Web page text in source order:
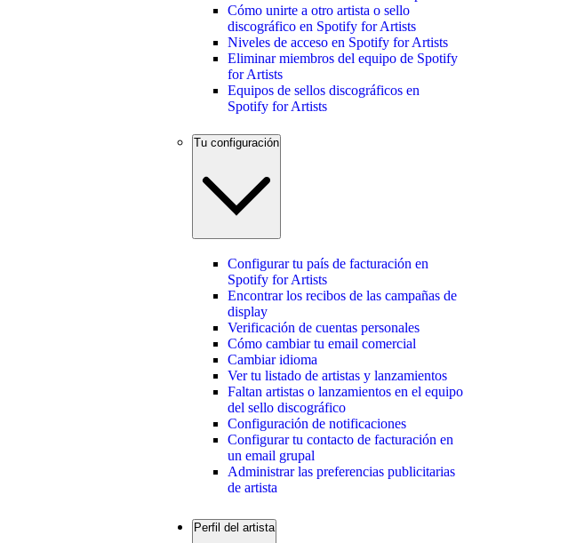
Cómo unirte a otro artista o sello
discográfico en Spotify for Artists
Niveles de acceso en Spotify for Artists
Eliminar miembros del equipo de Spotify
for Artists
Equipos de sellos discográficos en
Spotify for Artists
Tu configuración
Configurar tu país de facturación en
Spotify for Artists
Encontrar los recibos de las campañas de
display
Verificación de cuentas personales
Cómo cambiar tu email comercial
Cambiar idioma
Ver tu listado de artistas y lanzamientos
Faltan artistas o lanzamientos en el equipo
del sello discográfico
Configuración de notificaciones
Configurar tu contacto de facturación en
un email grupal
Administrar las preferencias publicitarias
de artista
Perfil del artista